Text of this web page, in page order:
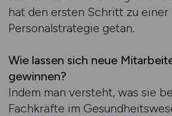
hat den ersten Schritt zu
Personalstrategie getan.
Wie lassen sich neue
gewinnen?
Indem man versteht, was sie
Fachkräfte im